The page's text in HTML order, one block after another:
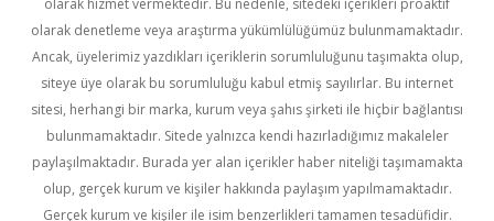
olarak hizmet vermektedir. Bu nedenle, sitedeki içerikleri proaktif
olarak denetleme veya araştırma yükümlülüğümüz bulunmamaktadır.
Ancak, üyelerimiz yazdıkları içeriklerin sorumluluğunu taşımakta olup,
siteye üye olarak bu sorumluluğu kabul etmiş sayılırlar. Bu internet
sitesi, herhangi bir marka, kurum veya şahıs şirketi ile hiçbir bağlantısı
bulunmamaktadır. Sitede yalnızca kendi hazırladığımız makaleler
paylaşılmaktadır. Burada yer alan içerikler haber niteliği taşımamakta
olup, gerçek kurum ve kişiler hakkında paylaşım yapılmamaktadır.
Gerçek kurum ve kişiler ile isim benzerlikleri tamamen tesadüfidir.